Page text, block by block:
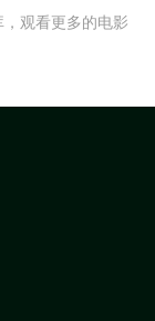
观看更多的电影